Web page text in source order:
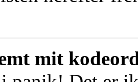
mit